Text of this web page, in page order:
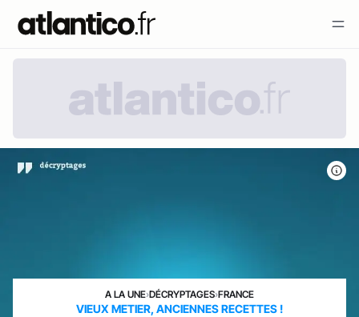
A LA UNE›DÉCRYPTAGES›FRANCE
VIEUX METIER, ANCIENNES RECETTES !